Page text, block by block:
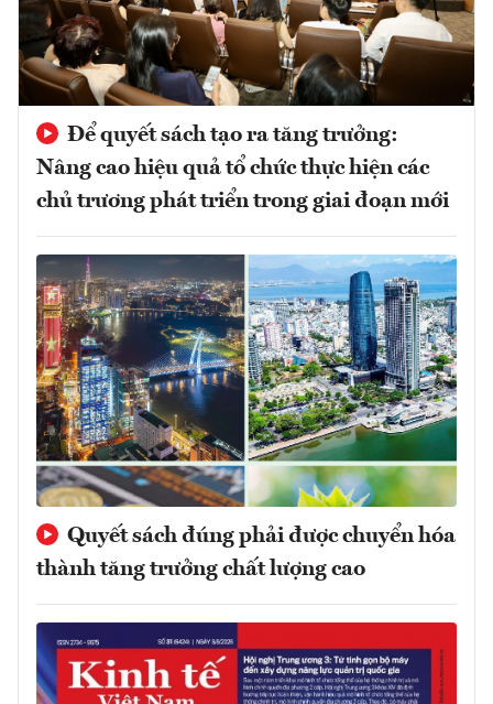
Để quyết sách tạo ra tăng trưởng:
Nâng cao hiệu quả tổ chức thực hiện các
chủ trương phát triển trong giai đoạn mới
Quyết sách đúng phải được chuyển hóa
thành tăng trưởng chất lượng cao